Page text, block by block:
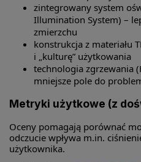
zintegrowany system
Illumination System) –
zmierzchu
konstrukcja z materiału
i „kulturę” użytkowania
technologia zgrzewania
mniejsze pole do
Metryki użytkowe (z
Oceny pomagają porównać
odczucie wpływa m.in.
użytkownika.